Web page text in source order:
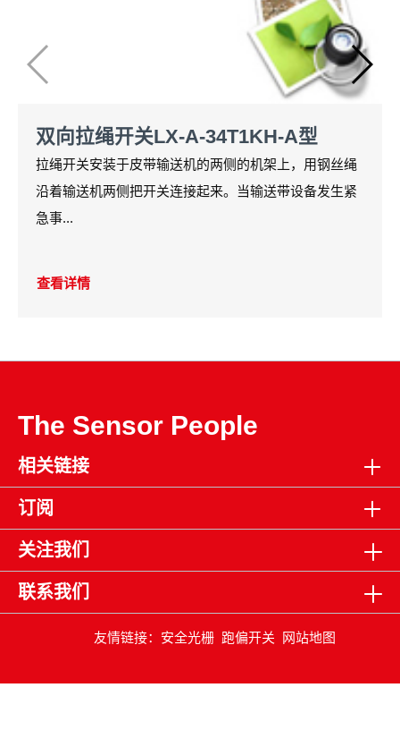
双向拉绳开关LX-A-34T1KH-A型
拉绳开关安装于皮带输送机的两侧的机架上，用钢丝绳
沿着输送机两侧把开关连接起来。当输送带设备发生紧
急事...
查看详情
The Sensor People
相关链接
订阅
关注我们
联系我们
友情链接： 安全光栅 跑偏开关 网站地图